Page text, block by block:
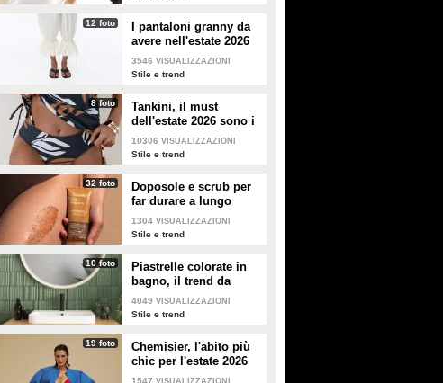
12 foto
I pantaloni granny da
avere nell'estate 2026
3546 VISUALIZZAZIONI
Stile e trend
8 foto
Tankini, il must
dell'estate 2026 sono i
costumi con la canotta
10306 VISUALIZZAZIONI
Stile e trend
32 foto
Doposole e scrub per
far durare a lungo
l'abbronzatura in estate
1304 VISUALIZZAZIONI
Stile e trend
10 foto
Piastrelle colorate in
bagno, il trend da
seguire in casa
4049 VISUALIZZAZIONI
Stile e trend
19 foto
Chemisier, l'abito più
chic per l'estate 2026
1547 VISUALIZZAZIONI